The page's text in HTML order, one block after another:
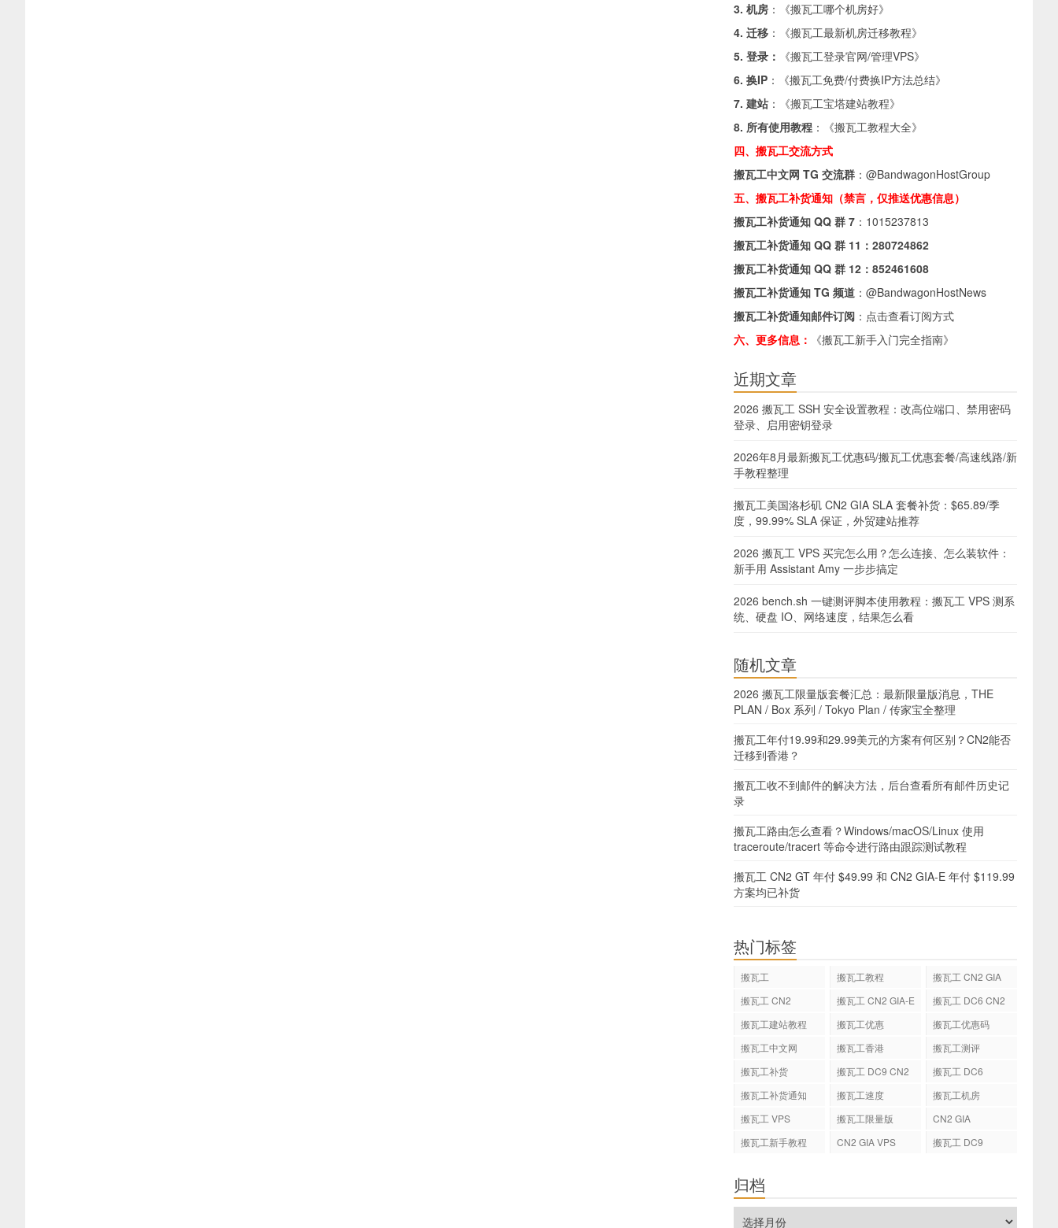
3. 机房 ：《搬瓦工哪个机房好》
4. 迁移 ：《搬瓦工最新机房迁移教程》
5. 登录：
《搬瓦工登录官网/管理VPS》
6. 换IP ：《搬瓦工免费/付费换IP方法总结》
7. 建站 ：《搬瓦工宝塔建站教程》
8. 所有使用教程 ：《搬瓦工教程大全》
四、搬瓦工交流方式
搬瓦工中文网 TG 交流群 ： @BandwagonHostGroup
五、搬瓦工补货通知（禁言，仅推送优惠信息）
搬瓦工补货通知 QQ 群 7 ： 1015237813
搬瓦工补货通知 QQ 群 11： 280724862
搬瓦工补货通知 QQ 群 12： 852461608
搬瓦工补货通知 TG 频道 ： @BandwagonHostNews
搬瓦工补货通知邮件订阅 ： 点击查看订阅方式
六、更多信息：
《搬瓦工新手入门完全指南》
近期文章
2026 搬瓦工 SSH 安全设置教程：改高位端口、禁用密码
登录、启用密钥登录
2026年8月最新搬瓦工优惠码/搬瓦工优惠套餐/高速线路/新
手教程整理
搬瓦工美国洛杉矶 CN2 GIA SLA 套餐补货：$65.89/季
度，99.99% SLA 保证，外贸建站推荐
2026 搬瓦工 VPS 买完怎么用？怎么连接、怎么装软件：
新手用 Assistant Amy 一步步搞定
2026 bench.sh 一键测评脚本使用教程：搬瓦工 VPS 测系
统、硬盘 IO、网络速度，结果怎么看
随机文章
2026 搬瓦工限量版套餐汇总：最新限量版消息，THE
PLAN / Box 系列 / Tokyo Plan / 传家宝全整理
搬瓦工年付19.99和29.99美元的方案有何区别？CN2能否
迁移到香港？
搬瓦工收不到邮件的解决方法，后台查看所有邮件历史记
录
搬瓦工路由怎么查看？Windows/macOS/Linux 使用
traceroute/tracert 等命令进行路由跟踪测试教程
搬瓦工 CN2 GT 年付 $49.99 和 CN2 GIA-E 年付 $119.99
方案均已补货
热门标签
搬瓦工 搬瓦工教程
搬瓦工 CN2 GIA
搬瓦工 CN2
搬瓦工 CN2 GIA-E
搬瓦工 DC6 CN2
搬瓦工建站教程 搬瓦工优惠
搬瓦工优惠码
搬瓦工中文网
搬瓦工香港
搬瓦工测评
搬瓦工补货
搬瓦工 DC9 CN2
搬瓦工 DC6
搬瓦工补货通知
搬瓦工速度
搬瓦工机房
搬瓦工 VPS
搬瓦工限量版
CN2 GIA
搬瓦工新手教程
CN2 GIA VPS 搬瓦工 DC9
归档